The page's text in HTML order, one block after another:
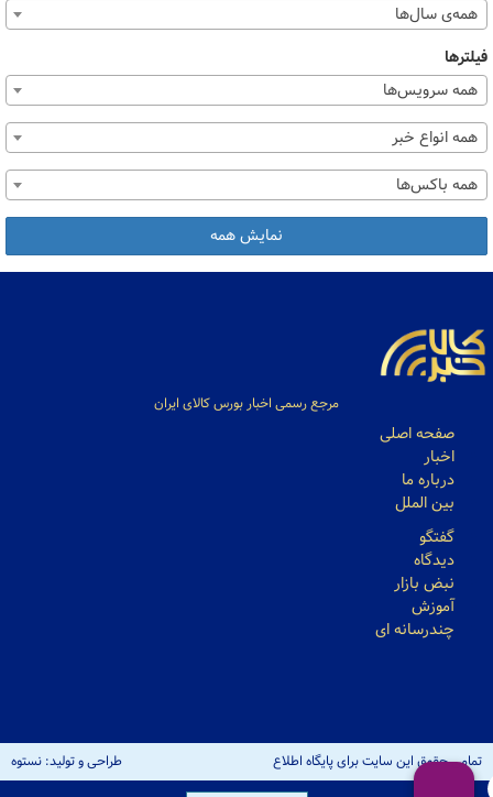
همه‌ی سال‌ها
فیلترها
همه سرویس‌ها
همه انواع خبر
همه باکس‌ها
نمایش همه
مرجع رسمی اخبار بورس کالای ایران
صفحه اصلی
اخبار
درباره ما
بین الملل
گفتگو
دیدگاه
نبض بازار
آموزش
چندرسانه ای
تمامی حقوق این سایت برای پایگاه اطلاع
طراحی و تولید: نستوه